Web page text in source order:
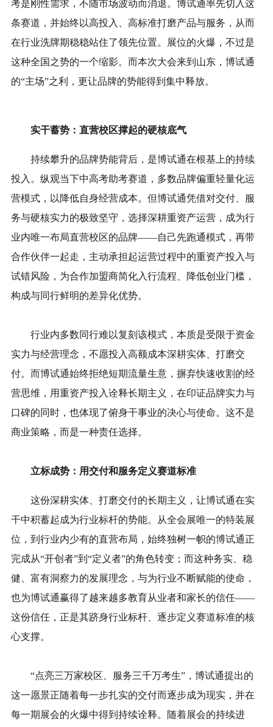
考是刚性需求，不随市场波动而消退。博试通率先切入这
条赛道，并始终以高投入、高标准打磨产品与服务，从而
在行业洗牌期稳稳站住了领先位置。展位的火爆，不过是
这种全国之势的一个缩影。而本次大会来到山东，博试通
的“主场”之利，更让品牌的势能得到集中释放。
实干蓄势：直营校区撑起的硬核底气
持续攀升的品牌势能背后，是博试通在根基上的持续
投入。纵观当下中高考助考赛道，多数品牌偏重轻量化运
营模式，以降低自身经营成本。但博试通凭借对交付、服
务与硬核实力的极致坚守，选择深耕重资产运营，成为行
业内唯一布局直营校区的品牌——自己先跑通模式，再带
合作伙伴一起走，主动承担起运营过程中的重资产投入与
试错风险，为合作加盟商简化入行流程、降低创业门槛，
构成与同行鲜明的差异化优势。
行业内多数同行难以复刻该模式，本质是受限于资金
实力与经营理念，不愿投入高额成本深耕实体、打磨交
付。而博试通始终拒绝短期流量生意，摒弃快速收割的经
营思维，用重资产投入诠释长期主义，在印证品牌实力与
口碑的同时，也体现了俯身干事业的决心与使命。这不是
商业策略，而是一种责任选择。
立标成势：用交付和服务定义赛道标准
这份深耕实体、打磨交付的长期主义，让博试通在实
干中积蓄起成为行业标杆的势能。从全会展唯一的特装展
位，到行业内少有的直营布局，始终独树一帜的博试通正
完成从“开创者”到“定义者”的角色转变；而这种务实、稳
健、富有洞察力的发展理念，与为行业不断赋能的使命，
也为博试通赢得了越来越多教育从业者和家长的信任——
这份信任，正是其跻身行业标杆、逐步定义赛道标准的核
心支撑。
“点亮三万家校区、服务三千万考生”，博试通提出的
这一愿景正随着每一步扎实的交付而逐步成为现实，并在
每一期展会的火爆中得到持续诠释。随着展会的持续进